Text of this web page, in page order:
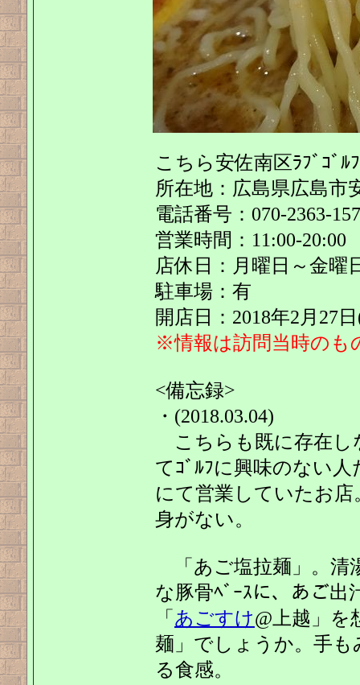
こちら安佐南区ﾗﾌﾞｺﾞ
所在地：広島県広島市
電話番号：070-2363-
営業時間：11:00-20:00
店休日：月曜日～金曜
駐車場：有
開店日：2018年2月27
※情報は訪問当時のも
<備忘録>
・(2018.03.04)
こちらも既に存在し
てｺﾞﾙﾌに興味のない
にて営業していたお店
身がない。
「あご塩拉麺」。清
な豚骨ﾍﾞｰｽに、あご
「 あごすけ@上越」を
麺」でしょうか。手
る食感。